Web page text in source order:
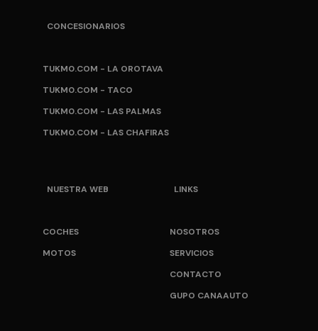
CONCESIONARIOS
TUKM0.COM - LA OROTAVA
TUKM0.COM - TACO
TUKM0.COM - LAS PALMAS
TUKM0.COM - LAS CHAFIRAS
NUESTRA WEB
COCHES
MOTOS
LINKS
NOSOTROS
SERVICIOS
CONTACTO
GUPO CANAAUTO